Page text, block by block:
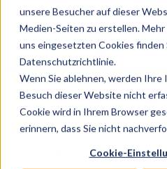
unsere Besucher auf dieser
Medien-Seiten zu erstellen.
uns eingesetzten Cookies finden
Datenschutzrichtlinie.
Wenn Sie ablehnen, werden Ihre
Besuch dieser Website nicht
Cookie wird in Ihrem Browser
erinnern, dass Sie nicht
Cookie-